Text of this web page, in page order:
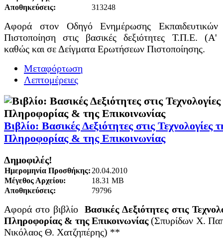
Αποθηκεύσεις:
313248
Αφορά στον Οδηγό Ενημέρωσης
Πιστοποίηση στις βασικές δεξιότητες Τ.Π.Ε. (Α'
καθώς και σε Δείγματα Ερωτήσεων Πιστοποίησης.
Μεταφόρτωση
Λεπτομέρειες
Βιβλίο: Βασικές Δεξιότητες στις Τεχνολογίες
Πληροφορίας & της Επικοινωνίας
Δημοφιλές!
Ημερομηνία Προσθήκης: 20.04.2010
Μέγεθος Αρχείου:
18.31 MB
Αποθηκεύσεις:
79796
Αφορά στο βιβλίοΒασικές Δεξιότητες στις
Πληροφορίας & της Επικοινωνίας(Σπυρίδων Χ.
Νικόλαος Θ. Χατζηπέρης) **